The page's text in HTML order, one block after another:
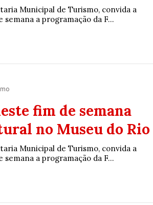
Municipal de Turismo, convida a
a programação da F...
fim de semana
no Museu do Rio
Municipal de Turismo, convida a
a programação da F...